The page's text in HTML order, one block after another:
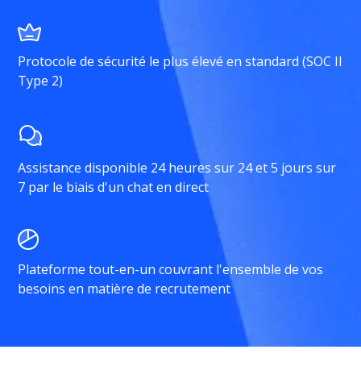
Protocole de sécurité le plus élevé en standard (SOC II
Type 2)
Assistance disponible 24 heures sur 24 et 5 jours sur
7 par le biais d'un chat en direct
Plateforme tout-en-un couvrant l'ensemble de vos
besoins en matière de recrutement